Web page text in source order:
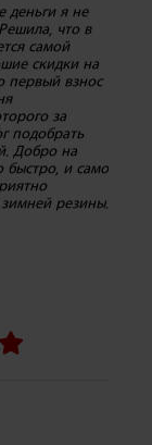
деньги я не
что в
самой
скидки на
первый взнос
за
подобрать
Добро на
быстро, и само
резины.